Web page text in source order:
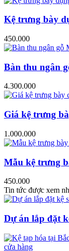
Kệ trưng bày
450.000
Bàn thu ngân
4.300.000
Giá kệ trưng
1.000.000
Mẫu kệ trưng
450.000
Tin tức được xem
Dự án lắp đặt